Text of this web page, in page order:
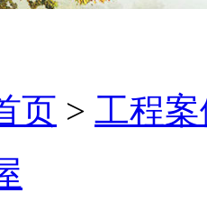
页 > 工程